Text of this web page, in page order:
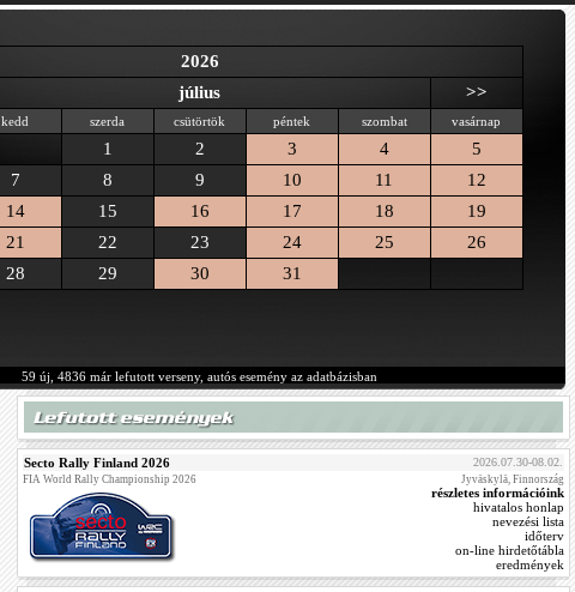
2026
július >>
kedd szerda csütörtök péntek szombat vasárnap
1 2 3 4
5
7 8 9 10 11
12
14 15 16 17 18
19
21 22 23 24 25
26
28 29 30 31
59 új, 4836 már lefutott verseny, autós esemény az adatbázisban
Secto Rally Finland 2026 2026.07.30-08.02.
FIA World Rally Championship 2026 Jyväskylä, Finnország
részletes információink
hivatalos honlap
nevezési lista
időterv
on-line hirdetőtábla
eredmények